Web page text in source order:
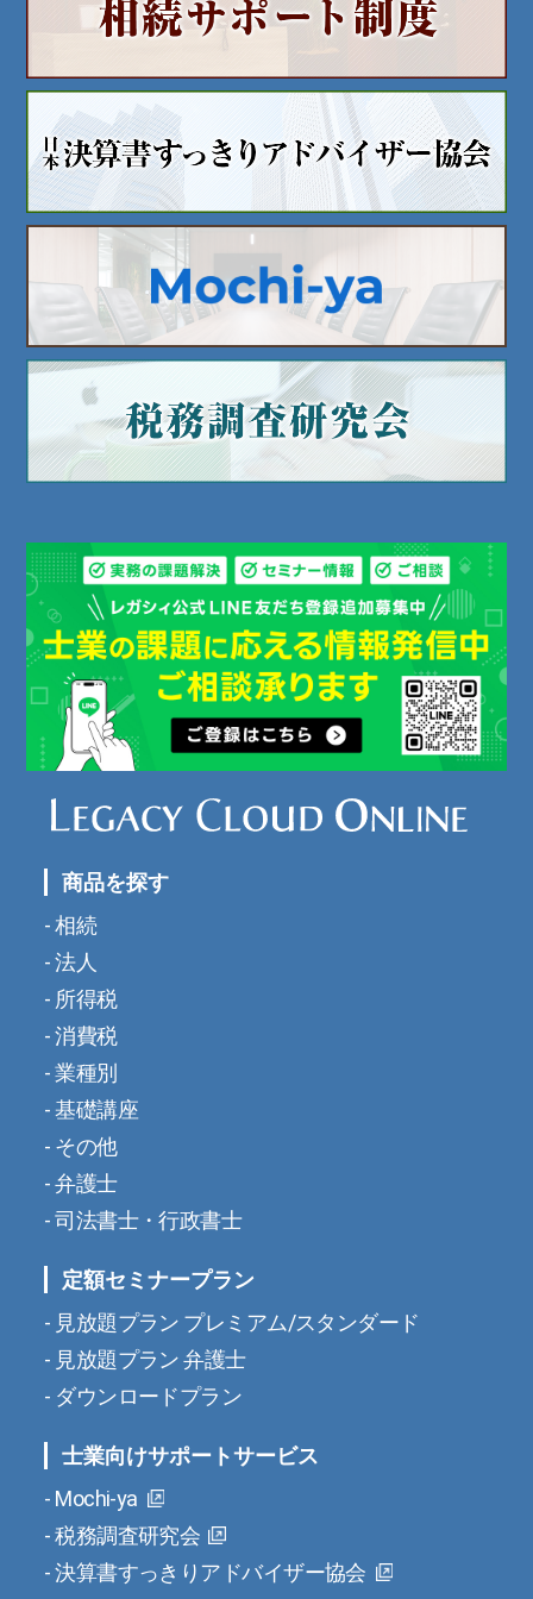
商品を探す
相続
法人
所得税
消費税
業種別
基礎講座
その他
弁護士
司法書士・行政書士
定額セミナープラン
見放題プラン プレミアム/スタンダード
見放題プラン 弁護士
ダウンロードプラン
士業向けサポートサービス
Mochi-ya
税務調査研究会
決算書すっきりアドバイザー協会